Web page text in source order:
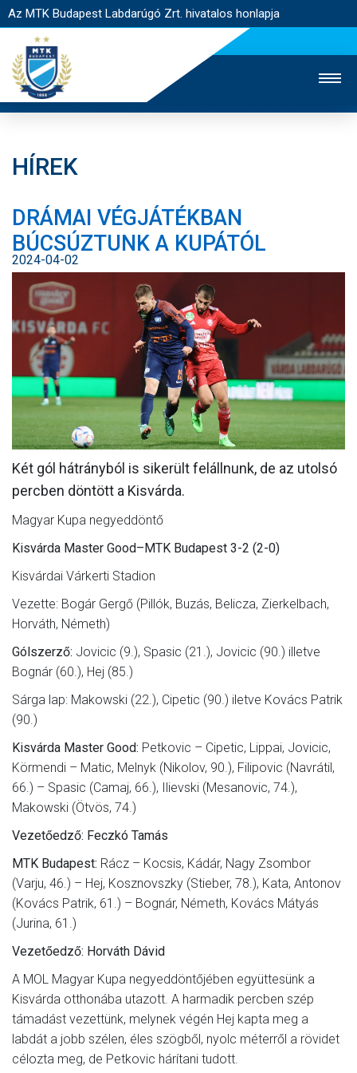
Az MTK Budapest Labdarúgó Zrt. hivatalos honlapja
JEGYÉRTÉKESÍTÉS
WEBSHOP
EGYESÜLET
KAPCSOLAT
NYITÓLAP
HÍREK
CSAPATOK
MÉRKŐZÉSEK
KLUB
GALÉRIA
SZURKOLÓI ÉLMÉNYEK
HÍREK
DRÁMAI VÉGJÁTÉKBAN
BÚCSÚZTUNK A KUPÁTÓL
2024-04-02
Két gól hátrányból is sikerült felállnunk, de az utolsó
percben döntött a Kisvárda.
Magyar Kupa negyeddöntő
Kisvárda Master Good–MTK Budapest 3-2 (2-0)
Kisvárdai Várkerti Stadion
Vezette: Bogár Gergő (Pillók, Buzás, Belicza, Zierkelbach,
Horváth, Németh)
Gólszerző: Jovicic (9.), Spasic (21.), Jovicic (90.) illetve
Bognár (60.), Hej (85.)
Sárga lap: Makowski (22.), Cipetic (90.) iletve Kovács Patrik
(90.)
Kisvárda Master Good: Petkovic – Cipetic, Lippai, Jovicic,
Körmendi – Matic, Melnyk (Nikolov, 90.), Filipovic (Navrátil,
66.) – Spasic (Camaj, 66.), Ilievski (Mesanovic, 74.),
Makowski (Ötvös, 74.)
Vezetőedző: Feczkó Tamás
MTK Budapest: Rácz – Kocsis, Kádár, Nagy Zsombor
(Varju, 46.) – Hej, Kosznovszky (Stieber, 78.), Kata, Antonov
(Kovács Patrik, 61.) – Bognár, Németh, Kovács Mátyás
(Jurina, 61.)
Vezetőedző: Horváth Dávid
A MOL Magyar Kupa negyeddöntőjében együttesünk a
Kisvárda otthonába utazott. A harmadik percben szép
támadást vezettünk, melynek végén Hej kapta meg a
labdát a jobb szélen, éles szögből, nyolc méterről a rövidet
célozta meg, de Petkovic hárítani tudott.